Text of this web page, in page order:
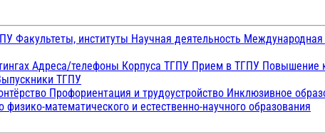
Факультеты, институты Научная деятельность Международная
Адреса/телефоны Корпуса ТГПУ Прием в ТГПУ Повышение
ТГПУ
Профориентация и трудоустройство Инклюзивное
физико-математического и естественно-научного образования